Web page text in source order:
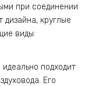
при соединении
дизайна, круглые
виды:
идеально подходит
Его